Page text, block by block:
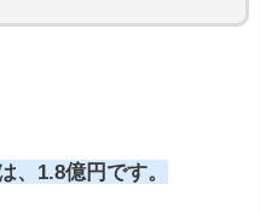
、1.8億円です。